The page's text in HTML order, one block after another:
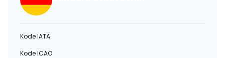
Kode IATA
Kode ICAO